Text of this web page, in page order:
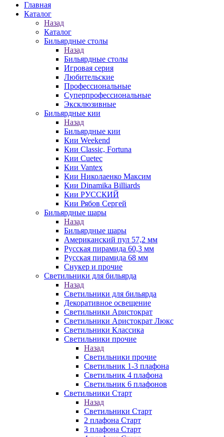
Главная
Каталог
Назад
Каталог
Бильярдные столы
Назад
Бильярдные столы
Игровая серия
Любительские
Профессиональные
Суперпрофессиональные
Эксклюзивные
Бильярдные кии
Назад
Бильярдные кии
Кии Weekend
Кии Classic, Fortuna
Кии Cuetec
Кии Vantex
Кии Николаенко Максим
Кии Dinamika Billiards
Кии РУССКИЙ
Кии Рябов Сергей
Бильярдные шары
Назад
Бильярдные шары
Американский пул 57,2 мм
Русская пирамида 60,3 мм
Русская пирамида 68 мм
Снукер и прочие
Светильники для бильярда
Назад
Светильники для бильярда
Декоративное освещение
Светильники Аристократ
Светильники Аристократ Люкс
Светильники Классика
Светильники прочие
Назад
Светильники прочие
Светильник 1-3 плафона
Светильник 4 плафона
Светильник 6 плафонов
Светильники Старт
Назад
Светильники Старт
2 плафона Старт
3 плафона Старт